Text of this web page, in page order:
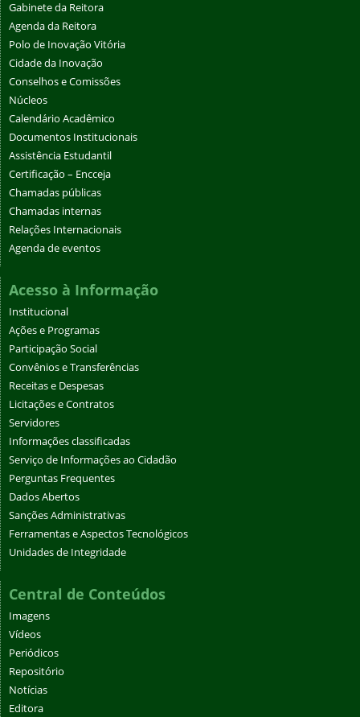
Gabinete da Reitora
Agenda da Reitora
Polo de Inovação Vitória
Cidade da Inovação
Conselhos e Comissões
Núcleos
Calendário Acadêmico
Documentos Institucionais
Assistência Estudantil
Certificação – Encceja
Chamadas públicas
Chamadas internas
Relações Internacionais
Agenda de eventos
Acesso à Informação
Institucional
Ações e Programas
Participação Social
Convênios e Transferências
Receitas e Despesas
Licitações e Contratos
Servidores
Informações classificadas
Serviço de Informações ao Cidadão
Perguntas Frequentes
Dados Abertos
Sanções Administrativas
Ferramentas e Aspectos Tecnológicos
Unidades de Integridade
Central de Conteúdos
Imagens
Vídeos
Periódicos
Repositório
Notícias
Editora